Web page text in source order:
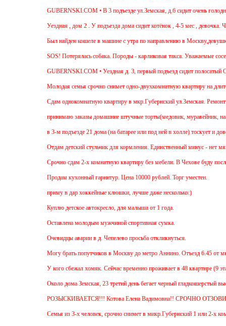
GUBERNSKI.COM • В 3 подъезде ул.Земская, д.6 сидит очень голодная
Уездная , дом 2 . У подъезда дома сидит котёнок , 4-5 мес , девочка.
Был найден кошеле в машине с утра по направлению в Москву,девушка
SOS! Потерялась собака. Породы - карликовая такса. Уважаемые соседи!
GUBERNSKI.COM • Уездная д. 3, первый подъезд сидит полосатый
Молодая семья срочно снимет одно-двухкомнатную квартиру на
Cдам однокомнатную квартиру в мкр.Губернский ул.Земская. Ремонт от
принимаю заказы домашние штучные торты(медовик, муравейник,
в 3-м подъезде 21 дома (на батарее или под ней в холле) тоскует и
Отдам детский стульчик для кормления. Единственный минус - нет мягкой
Срочно сдам 2-х комнатную квартиру без мебели. В Чехове буду после 15-
Продам кухонный гарнитур. Цена 10000 рублей. Торг уместен.
приму в дар хоккейные клюшки, лучше даже несколько:)
Куплю детское автокресло, для малыша от 1 года.
Оставлена молодым мужчиной спортивная сумка.
Очевидцы аварии в д. Чепелево просьба откликнуться.
Могу брать попутчиков в Москву до метро Аннино. Отъезд 6.45 от
У кого сбежал хомяк. Сейчас временно проживает в 48 квартире (9 этаж
Около дома Земская, 23 третий день бегает черный гладкошерстый
РОЗЫСКИВАЕТСЯ!!! Котова Елена Вадимовна!! СРОЧНО
Семья из 3-х человек, срочно снимет в микр.Губернский 1 или 2-х